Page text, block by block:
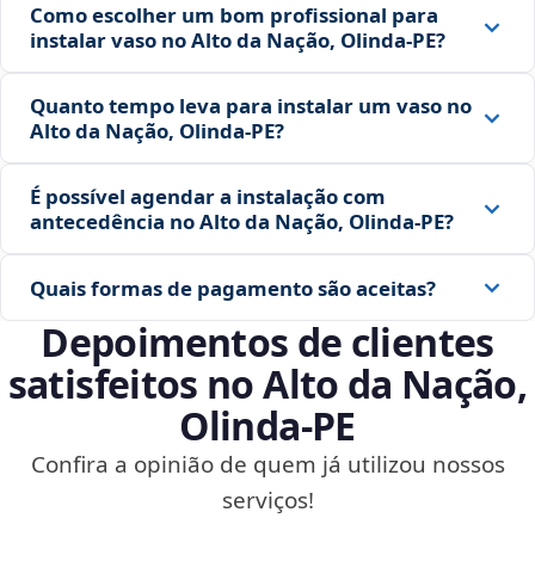
Como escolher um bom profissional para
instalar vaso no Alto da Nação, Olinda‑PE?
Quanto tempo leva para instalar um vaso no
Alto da Nação, Olinda‑PE?
É possível agendar a instalação com
antecedência no Alto da Nação, Olinda‑PE?
Quais formas de pagamento são aceitas?
Depoimentos de clientes
satisfeitos no Alto da Nação,
Olinda‑PE
Confira a opinião de quem já utilizou nossos
serviços!